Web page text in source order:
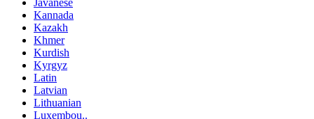
Kannada
Kazakh
Khmer
Kurdish
Kyrgyz
Latin
Latvian
Lithuanian
Luxembou..